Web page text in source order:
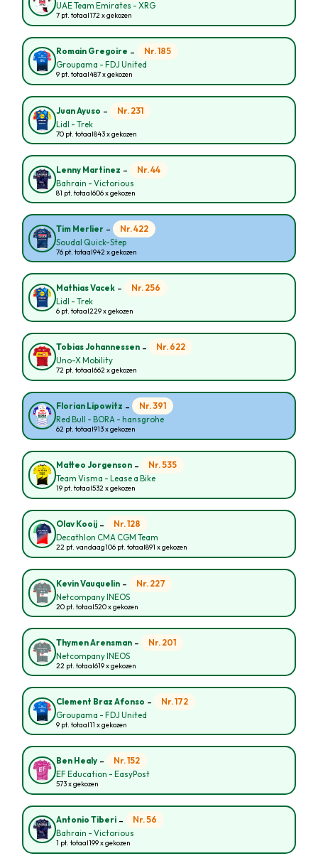
UAE Team Emirates - XRG
7 pt. totaal172 x gekozen
Romain Gregoire - Nr. 185
Groupama - FDJ United
9 pt. totaal487 x gekozen
Juan Ayuso - Nr. 231
Lidl - Trek
70 pt. totaal843 x gekozen
Lenny Martinez - Nr. 44
Bahrain - Victorious
81 pt. totaal606 x gekozen
Tim Merlier - Nr. 422
Soudal Quick-Step
76 pt. totaal942 x gekozen
Mathias Vacek - Nr. 256
Lidl - Trek
6 pt. totaal229 x gekozen
Tobias Johannessen - Nr. 622
Uno-X Mobility
72 pt. totaal662 x gekozen
Florian Lipowitz - Nr. 391
Red Bull - BORA - hansgrohe
62 pt. totaal913 x gekozen
Matteo Jorgenson - Nr. 535
Team Visma - Lease a Bike
19 pt. totaal532 x gekozen
Olav Kooij - Nr. 128
Decathlon CMA CGM Team
22 pt. vandaag106 pt. totaal891 x gekozen
Kevin Vauquelin - Nr. 227
Netcompany INEOS
20 pt. totaal520 x gekozen
Thymen Arensman - Nr. 201
Netcompany INEOS
22 pt. totaal619 x gekozen
Clement Braz Afonso - Nr. 172
Groupama - FDJ United
9 pt. totaal11 x gekozen
Ben Healy - Nr. 152
EF Education - EasyPost
573 x gekozen
Antonio Tiberi - Nr. 56
Bahrain - Victorious
1 pt. totaal199 x gekozen